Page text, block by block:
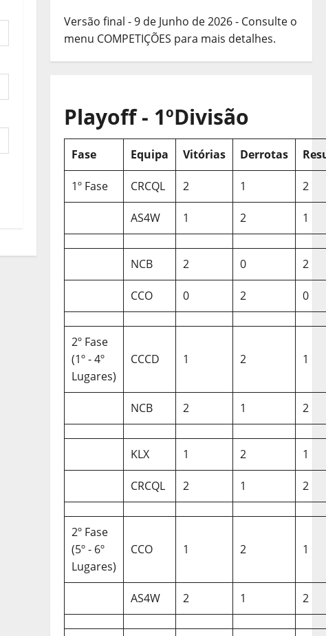
Versão final - 9 de Junho de 2026 - Consulte o
menu COMPETIÇÕES para mais detalhes.
Playoff - 1ºDivisão
Fase Equipa Vitórias Derrotas
1º Fase CRCQL 2 1 2
AS4W 1 2 1
NCB 2 0 2
CCO 0 2 0
2º Fase
(1º - 4º
Lugares)
CCCD 1 2 1
NCB 2 1 2
KLX 1 2 1
CRCQL 2 1 2
2º Fase
(5º - 6º
Lugares)
CCO 1 2 1
AS4W 2 1 2